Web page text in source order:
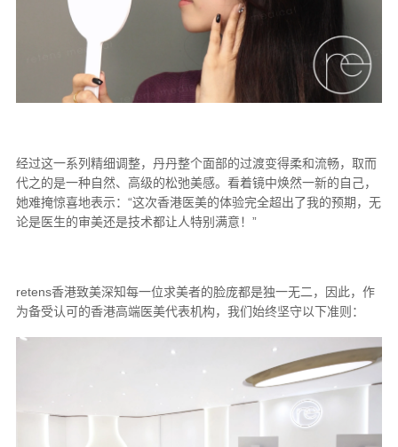
经过这一系列精细调整，丹丹整个面部的过渡变得柔和流畅，取而
代之的是一种自然、高级的松弛美感。看着镜中焕然一新的自己，
她难掩惊喜地表示：“这次香港医美的体验完全超出了我的预期，无
论是医生的审美还是技术都让人特别满意！”
retens香港致美深知每一位求美者的脸庞都是独一无二，因此，作
为备受认可的香港高端医美代表机构，我们始终坚守以下准则：